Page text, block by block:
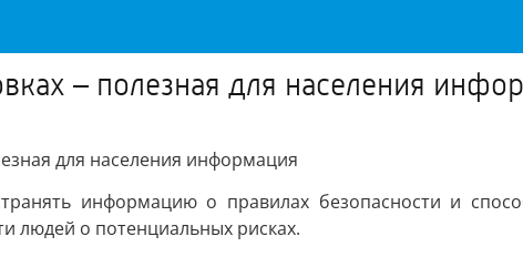
– полезная для населения
для населения информация
информацию о правилах безопасности и
людей о потенциальных рисках.